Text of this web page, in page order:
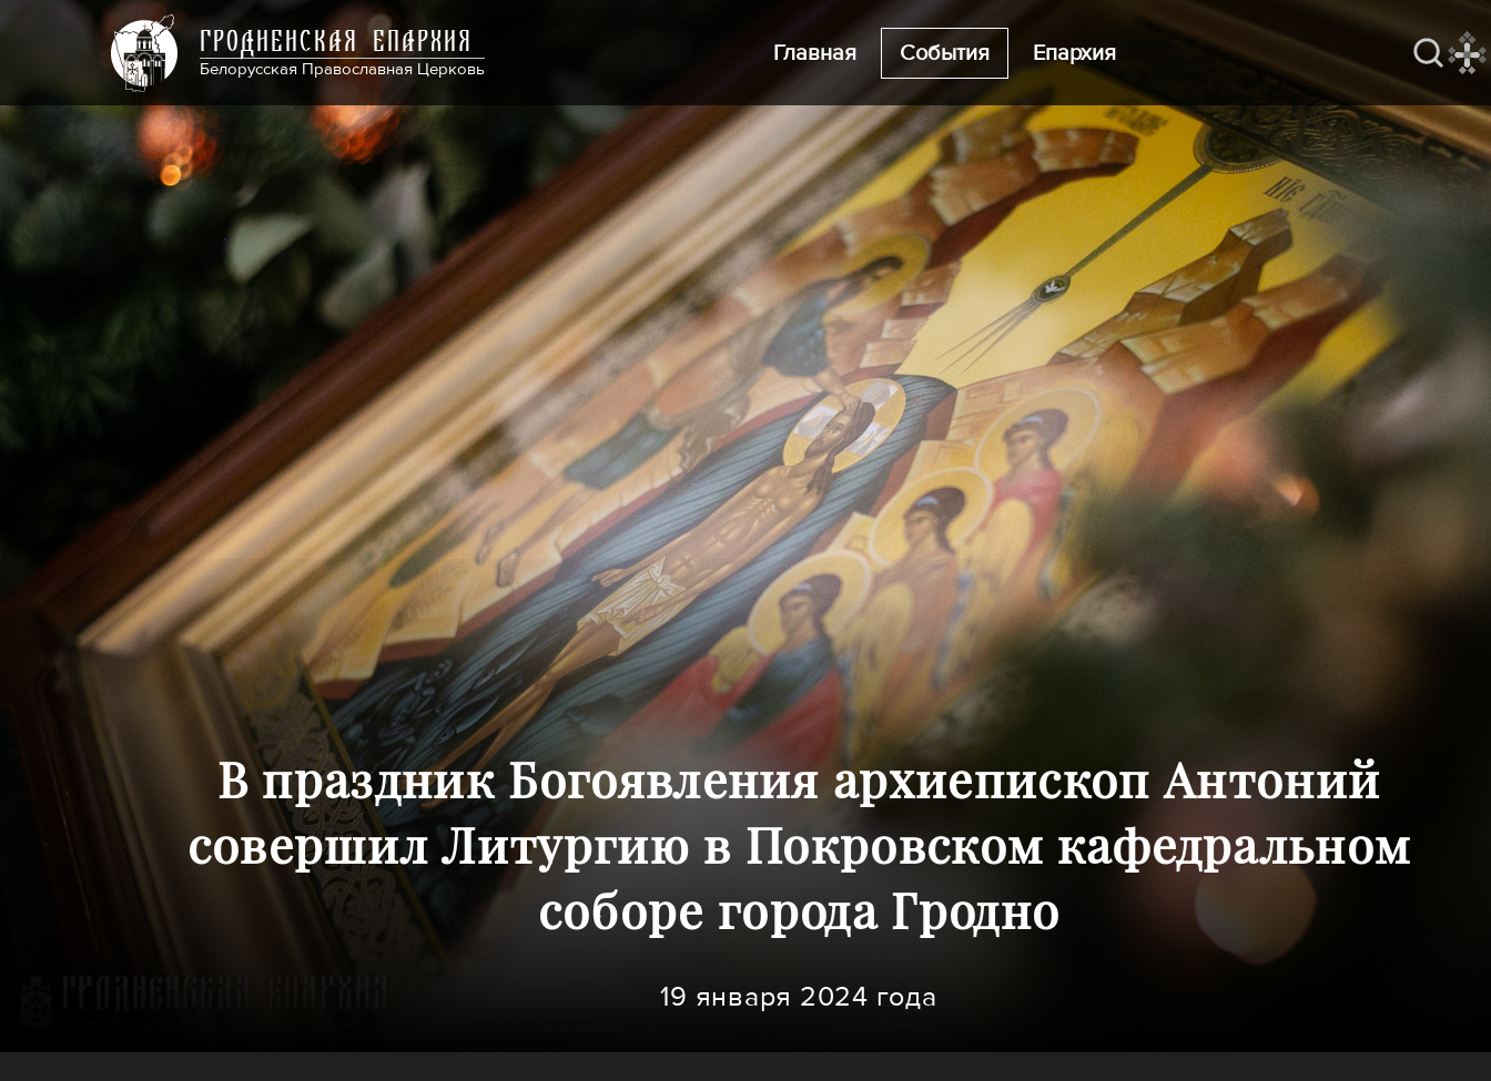
ГРОДНЕНСКАЯ ЕПАРХИЯ
Белорусская Православная Церковь
Главная События Епархия
В праздник Богоявления архиепископ Антоний
совершил Литургию в Покровском кафедральном
соборе города Гродно
19 января 2024 года